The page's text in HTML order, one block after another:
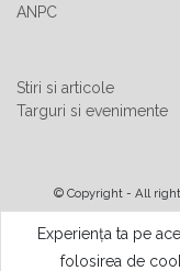
Experiența ta pe
folosirea de
ANPC
Stiri si articole
Targuri si evenimente
© Copyright - All